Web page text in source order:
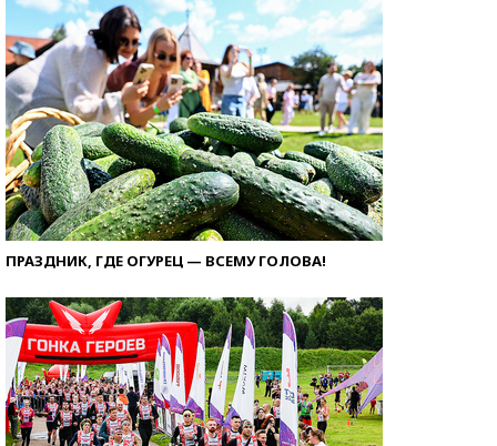
ПРАЗДНИК, ГДЕ ОГУРЕЦ — ВСЕМУ ГОЛОВА!